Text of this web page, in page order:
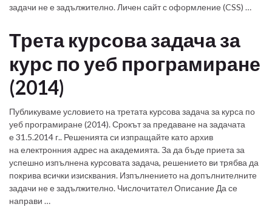
задачи не е задължително. Личен сайт с оформление (CSS) …
Трета курсова задача за
курс по уеб програмиране
(2014)
Публикуваме условието на третата курсова задача за курса по
уеб програмиране (2014). Срокът за предаване на задачата
е 31.5.2014 г.. Решенията си изпращайте като архив
на електронния адрес на академията. За да бъде приета за
успешно изпълнена курсовата задача, решението ви трябва да
покрива всички изисквания. Изпълнението на допълнителните
задачи не е задължително. Числочитател Описание Да се
направи …